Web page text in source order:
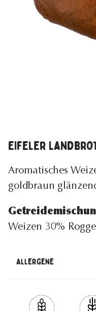
Eifeler
Aromatisches
goldbraun
Weizen 30%
Allergene